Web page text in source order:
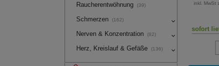
Statt: 41,59 €² inkl. MwSt
sofort
Raucherentwöhnung (39)
Schmerzen (162)
Nerven & Konzentration (82)
Herz, Kreislauf & Gefäße (136)